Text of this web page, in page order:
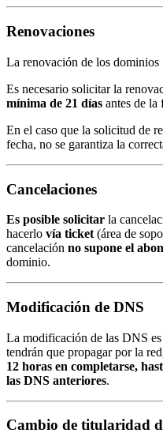
Renovaciones
La renovación de los dominios
Es necesario solicitar la
mínima de 21 días antes de la
En el caso que la solicitud de
fecha, no se garantiza la
Cancelaciones
Es posible solicitar la
hacerlo vía ticket (área de
cancelación no supone el
dominio.
Modificación de DNS
La modificación de las DNS es
tendrán que propagar por la
12 horas en completarse,
las DNS anteriores.
Cambio de titularidad